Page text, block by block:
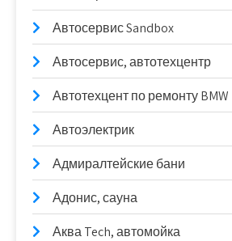
Автосервис Sandbox
Автосервис, автотехцентр
Автотехцент по ремонту BMW
Автоэлектрик
Адмиралтейские бани
Адонис, сауна
Аква Tech, автомойка